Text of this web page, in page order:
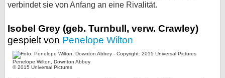
verbindet sie von Anfang an eine Rivalität.
Isobel Grey (geb. Turnbull, verw. Crawley)
gespielt von Penelope Wilton
Penelope Wilton, Downton Abbey
© 2015 Universal Pictures